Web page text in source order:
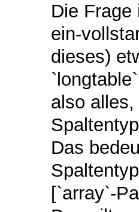
Die
ein-
dieses)
also
Das
[`array`-